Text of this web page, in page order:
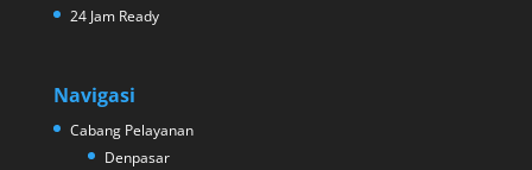
24 Jam Ready
Navigasi
Cabang Pelayanan
Denpasar